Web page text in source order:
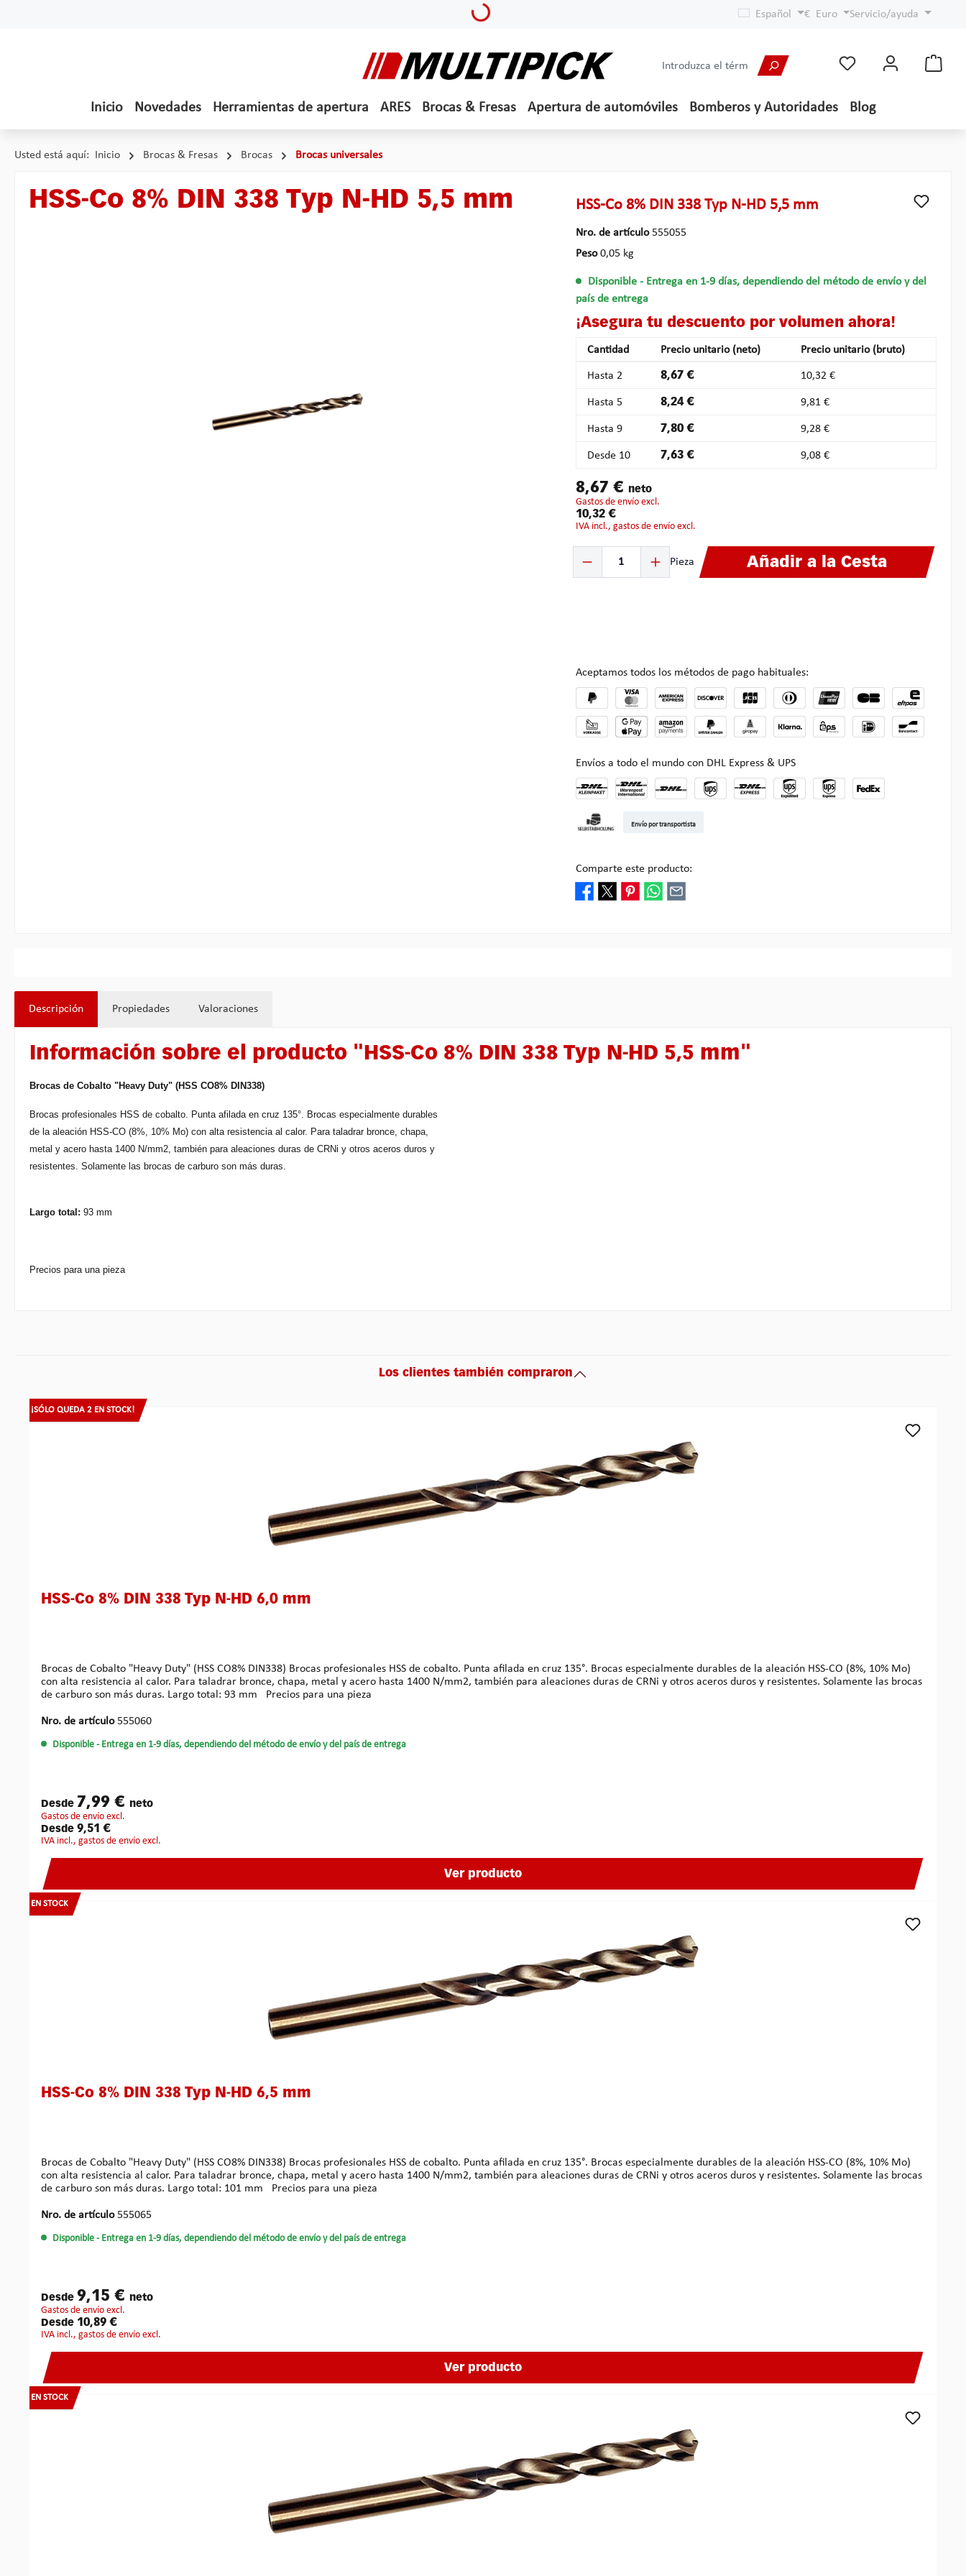
Español € Euro Servicio/ayuda
Inicio Novedades Herramientas de apertura ARES Brocas & Fresas Apertura de automóviles Bomberos y Autoridades Blog
Usted está aquí: Inicio Brocas & Fresas Brocas Brocas universales
HSS-Co 8% DIN 338 Typ N-HD 5,5 mm HSS-Co 8% DIN 338 Typ N-HD 5,5 mm
Nro. de artículo555055
Peso0,05 kg
Disponible - Entrega en 1-9 días, dependiendo del método de envío y del
país de entrega
¡Asegura tu descuento por volumen ahora!
Cantidad Precio unitario (neto) Precio unitario (bruto)
Hasta 2 8,67 € 10,32 €
Hasta 5 8,24 € 9,81 €
Hasta 9 7,80 € 9,28 €
Desde 10 7,63 € 9,08 €
8,67 € neto
gastos de envío excl.
10,32 €
IVA incl., gastos de envío excl.
Cantidad del producto: introduce la cantidad deseada o usa los botones para aumentar o
Pieza Añadir a la Cesta
Aceptamos todos los métodos de pago habituales:
Envíos a todo el mundo con DHL Express & UPS
Envío por transportista
Comparte este producto:
Descripción Propiedades Valoraciones
Información sobre el producto "HSS-Co 8% DIN 338 Typ N-HD 5,5 mm"
Brocas de Cobalto "Heavy Duty" (HSS CO8% DIN338)
Brocas profesionales HSS de cobalto. Punta afilada en cruz 135°. Brocas especialmente durables
de la aleación HSS-CO (8%, 10% Mo) con alta resistencia al calor. Para taladrar bronce, chapa,
metal y acero hasta 1400 N/mm2, también para aleaciones duras de CRNi y otros aceros duros y
resistentes. Solamente las brocas de carburo son más duras.
Largo total: 93 mm
Precios para una pieza
Los clientes también compraron
Omitir la galería de productos
¡SÓLO QUEDA 2 EN STOCK!
HSS-Co 8% DIN 338 Typ N-HD 6,0 mm
Brocas de Cobalto "Heavy Duty" (HSS CO8% DIN338) Brocas profesionales HSS de cobalto. Punta afilada en cruz 135°. Brocas especialmente durables de la aleación HSS-CO (8%, 10% Mo)
con alta resistencia al calor. Para taladrar bronce, chapa, metal y acero hasta 1400 N/mm2, también para aleaciones duras de CRNi y otros aceros duros y resistentes. Solamente las brocas
de carburo son más duras. Largo total: 93 mm Precios para una pieza
Nro. de artículo555060
Disponible - Entrega en 1-9 días, dependiendo del método de envío y del país de entrega
Desde 7,99 € neto
gastos de envío excl.
Desde 9,51 €
IVA incl., gastos de envío excl.
Ver producto
EN STOCK
HSS-Co 8% DIN 338 Typ N-HD 6,5 mm
Brocas de Cobalto "Heavy Duty" (HSS CO8% DIN338) Brocas profesionales HSS de cobalto. Punta afilada en cruz 135°. Brocas especialmente durables de la aleación HSS-CO (8%, 10% Mo)
con alta resistencia al calor. Para taladrar bronce, chapa, metal y acero hasta 1400 N/mm2, también para aleaciones duras de CRNi y otros aceros duros y resistentes. Solamente las brocas
de carburo son más duras. Largo total: 101 mm Precios para una pieza
Nro. de artículo555065
Disponible - Entrega en 1-9 días, dependiendo del método de envío y del país de entrega
Desde 9,15 € neto
gastos de envío excl.
Desde 10,89 €
IVA incl., gastos de envío excl.
Ver producto
EN STOCK